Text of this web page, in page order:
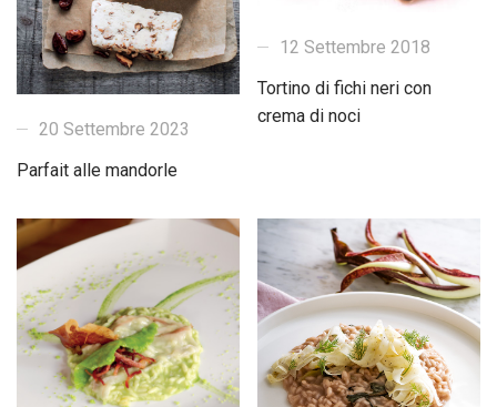
20 Settembre 2023
Parfait alle mandorle
12 Settembre 2018
Tortino di fichi neri con
crema di noci